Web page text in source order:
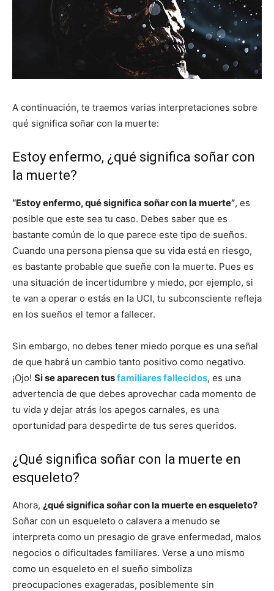
A continuación, te traemos varias interpretaciones sobre
qué significa soñar con la muerte:
Estoy enfermo, ¿qué significa soñar con
la muerte?
“Estoy enfermo, qué significa soñar con la muerte”, es
posible que este sea tu caso. Debes saber que es
bastante común de lo que parece este tipo de sueños.
Cuando una persona piensa que su vida está en riesgo,
es bastante probable que sueñe con la muerte. Pues es
una situación de incertidumbre y miedo, por ejemplo, si
te van a operar o estás en la UCI, tu subconsciente refleja
en los sueños el temor a fallecer.
Sin embargo, no debes tener miedo porque es una señal
de que habrá un cambio tanto positivo como negativo.
¡Ojo! Si se aparecen tusfamiliares fallecidos, es una
advertencia de que debes aprovechar cada momento de
tu vida y dejar atrás los apegos carnales, es una
oportunidad para despedirte de tus seres queridos.
¿Qué significa soñar con la muerte en
esqueleto?
Ahora, ¿qué significa soñar con la muerte en esqueleto?
Soñar con un esqueleto o calavera a menudo se
interpreta como un presagio de grave enfermedad, malos
negocios o dificultades familiares. Verse a uno mismo
como un esqueleto en el sueño simboliza
preocupaciones exageradas, posiblemente sin